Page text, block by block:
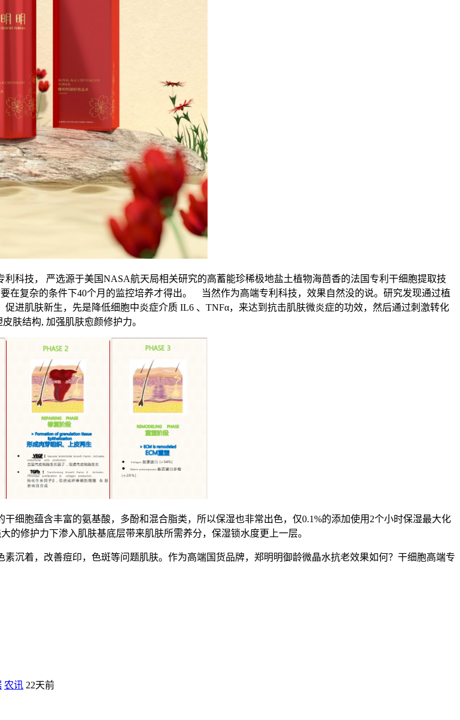
技， 严选源于美国NASA航天局相关研究的高蓄能珍稀极地盐土植物海茴香的法国专利干细胞提取技
在复杂的条件下40个月的监控培养才得出。 当然作为高端专利科技，效果自然没的说。研究发现通过植
进肌肤新生，先是降低细胞中炎症介质 IL6 、TNFα，来达到抗击肌肤微炎症的功效，然后通过刺激转化
肤结构, 加强肌肤愈颜修护力。
胞蕴含丰富的氨基酸，多酚和混合脂类，所以保湿也非常出色，仅0.1%的添加使用2个小时保湿最大化
的修护力下渗入肌肤基底层带来肌肤所需养分，保湿锁水度更上一层。
着，改善痘印，色斑等问题肌肤。作为高端国货品牌，郑明明御龄微晶水抗老效果如何？干细胞高端专
农讯 22天前